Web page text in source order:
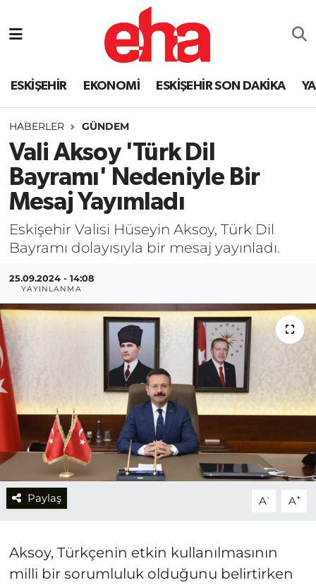
ESKİŞEHİR EKONOMİ ESKİŞEHİR SON DAKİKA
HABERLER GÜNDEM
Vali Aksoy 'Türk Dil
Bayramı' Nedeniyle Bir
Mesaj Yayımladı
Eskişehir Valisi Hüseyin Aksoy, Türk Dil
Bayramı dolayısıyla bir mesaj yayınladı.
25.09.2024 - 14:08
YAYINLANMA
Paylaş A- A+
Aksoy, Türkçenin etkin kullanılmasının
milli bir sorumluluk olduğunu belirtirken